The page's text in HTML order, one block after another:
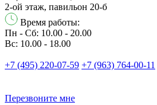
2-ой этаж, павильон 20-б
Время работы:
Пн - Сб: 10.00 - 20.00
Вс: 10.00 - 18.00
+7 (495) 220-07-59 +7 (963) 764-00-11
Перезвонитe мне